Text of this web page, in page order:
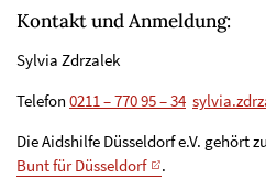
Kontakt und Anmeldung:
Sylvia Zdrzalek
Telefon 0211 – 770 95 – 34
Die Aidshilfe Düsseldorf e.V. gehört
Bunt für Düsseldorf
.